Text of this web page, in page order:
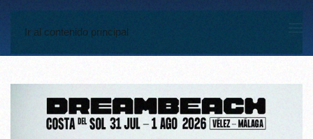
Ir al contenido principal